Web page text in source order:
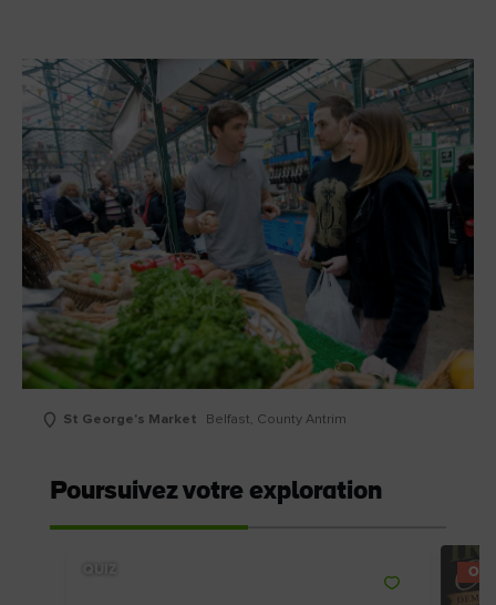
St George's Market Belfast, County Antrim
Poursuivez votre exploration
QUIZ